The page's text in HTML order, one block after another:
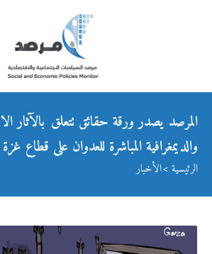
المرصد يصدر ورقة حقائق تتعلق بالآثار
والديمغرافية المباشرة للعدوان على قطاع غزة
الرئيسية الأخبار